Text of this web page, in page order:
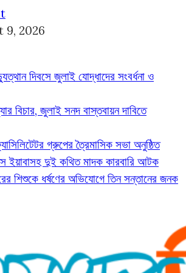
9, 2026
দিবসে জুলাই যোদ্ধাদের সংবর্ধনা ও
বিচার, জুলাই সনদ বাস্তবায়ন দাবিতে
গ্রুপের ত্রৈমাসিক সভা অনুষ্ঠিত
ইয়াবাসহ দুই কথিত মাদক কারবারি আটক
শিশুকে ধর্ষণের অভিযোগে তিন সন্তানের জনক